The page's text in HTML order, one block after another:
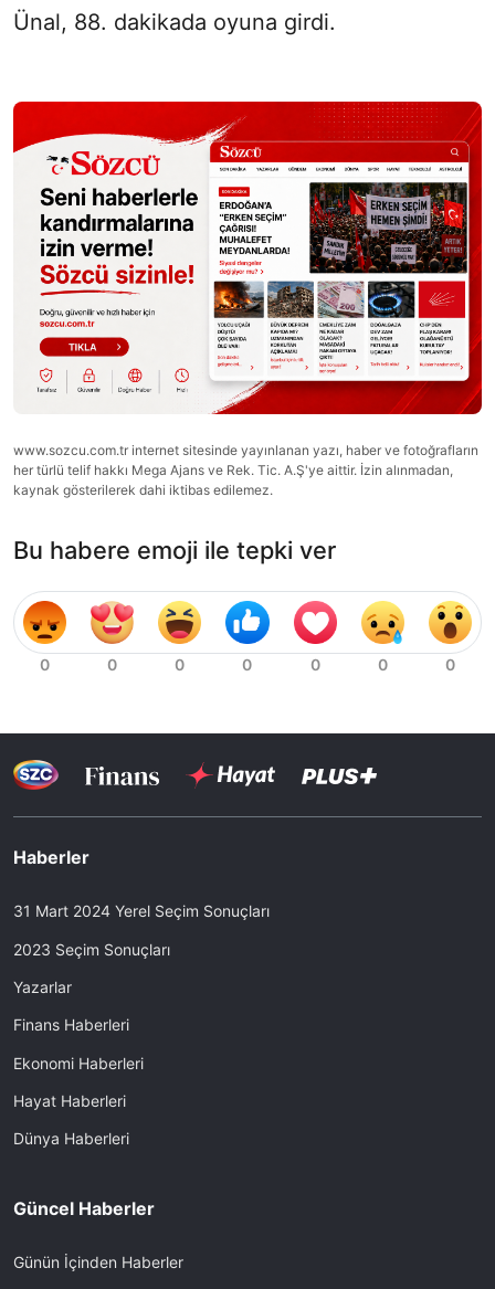
Ünal, 88. dakikada oyuna girdi.
www.sozcu.com.tr internet sitesinde yayınlanan yazı, haber ve fotoğrafların
her türlü telif hakkı Mega Ajans ve Rek. Tic. A.Ş'ye aittir. İzin alınmadan,
kaynak gösterilerek dahi iktibas edilemez.
Bu habere emoji ile tepki ver
Haberler
31 Mart 2024 Yerel Seçim Sonuçları
2023 Seçim Sonuçları
Yazarlar
Finans Haberleri
Ekonomi Haberleri
Hayat Haberleri
Dünya Haberleri
Güncel Haberler
Günün İçinden Haberler